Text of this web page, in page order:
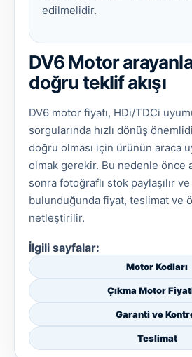
edilmelidir.
DV6 Motor
doğru teklif akışı
DV6 motor fiyatı, HDi/TDCi
sorgularında hızlı dönüş
doğru olması için ürünün araca
olmak gerekir. Bu nedenle önce
sonra fotoğraflı stok paylaşılır
bulunduğunda fiyat, teslimat ve
netleştirilir.
İlgili sayfalar:
Motor Kodları
Çıkma Motor
Garanti ve
Teslimat